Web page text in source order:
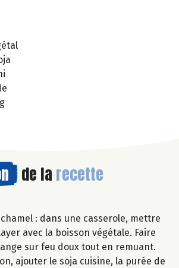
de la recette
: dans une casserole, mettre
avec la boisson végétale. Faire
sur feu doux tout en remuant.
ajouter le soja cuisine, la purée de